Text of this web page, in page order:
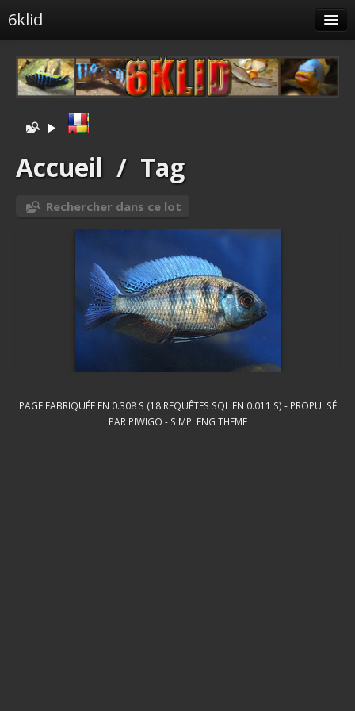
6klid
Tags liés
Spéciales
Albums liés
Identification
Accueil / Tag
Rechercher dans ce lot
PAGE FABRIQUÉE EN 0.308 S (18 REQUÊTES SQL EN 0.011 S) - PROPULSÉ
PAR PIWIGO - SIMPLENG THEME